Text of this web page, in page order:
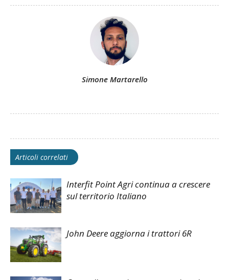
Simone Martarello
Articoli correlati
Interfit Point Agri continua a crescere
sul territorio Italiano
John Deere aggiorna i trattori 6R